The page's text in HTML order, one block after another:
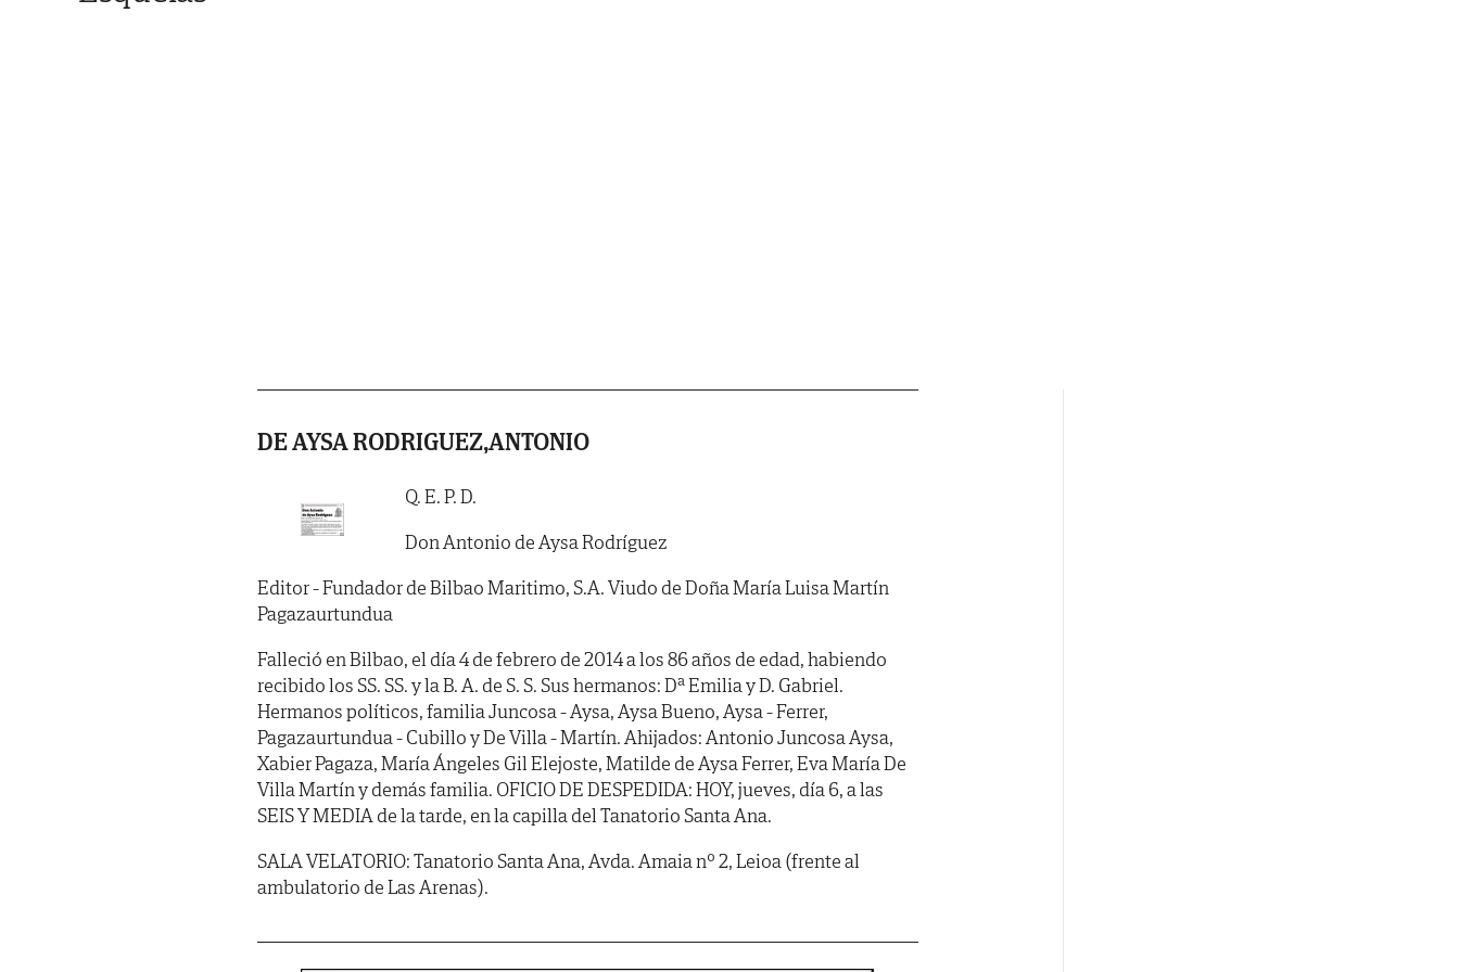
DE AYSA RODRIGUEZ,ANTONIO
Q. E. P. D.
Don Antonio de Aysa Rodríguez
Editor - Fundador de Bilbao Maritimo, S.A. Viudo de Doña María Luisa Martín
Pagazaurtundua
Falleció en Bilbao, el día 4 de febrero de 2014 a los 86 años de edad, habiendo
recibido los SS. SS. y la B. A. de S. S. Sus hermanos: Dª Emilia y D. Gabriel.
Hermanos políticos, familia Juncosa - Aysa, Aysa Bueno, Aysa - Ferrer,
Pagazaurtundua - Cubillo y De Villa - Martín. Ahijados: Antonio Juncosa Aysa,
Xabier Pagaza, María Ángeles Gil Elejoste, Matilde de Aysa Ferrer, Eva María De
Villa Martín y demás familia. OFICIO DE DESPEDIDA: HOY, jueves, día 6, a las
SEIS Y MEDIA de la tarde, en la capilla del Tanatorio Santa Ana.
SALA VELATORIO: Tanatorio Santa Ana, Avda. Amaia nº 2, Leioa (frente al
ambulatorio de Las Arenas).